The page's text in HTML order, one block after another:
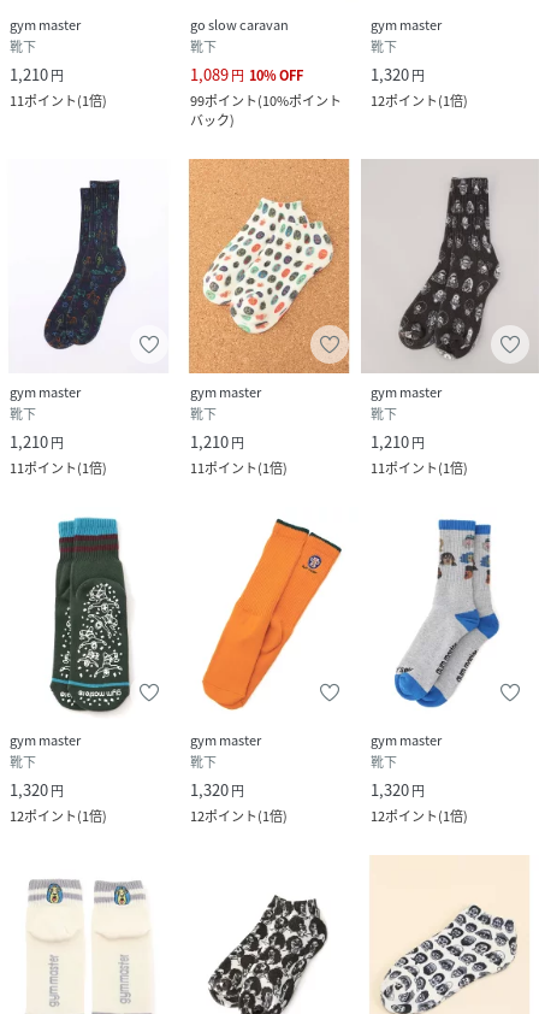
gym master
靴下
1,210円
11ポイント(1倍)
go slow caravan
靴下
1,089円 10%OFF
99ポイント(10%ポイント
バック)
gym master
靴下
1,320円
12ポイント(1倍)
gym master
靴下
1,210円
11ポイント(1倍)
gym master
靴下
1,210円
11ポイント(1倍)
gym master
靴下
1,210円
11ポイント(1倍)
gym master
靴下
1,320円
12ポイント(1倍)
gym master
靴下
1,320円
12ポイント(1倍)
gym master
靴下
1,320円
12ポイント(1倍)